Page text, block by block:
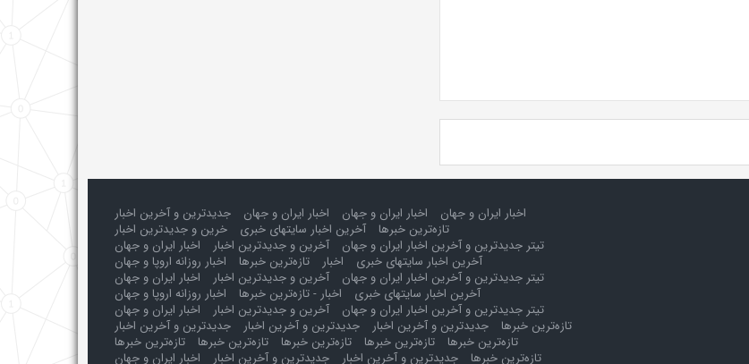
اخبار ایران و جهان اخبار ایران و جهان اخبار ایران و جهان
جدیدترین و آخرین اخبار
تازه‌ترین خبرها
آخرین اخبار سایتهای خبری
خرین و جدیدترین اخبار
تیتر جدیدترین و آخرین اخبار ایران و جهان
آخرین و جدیدترین اخبار
اخبار ایران و جهان
آخرین اخبار سایتهای خبری
اخبار تازه‌ترین خبرها
اخبار روزانه اروپا و جهان
تیتر جدیدترین و آخرین اخبار ایران و جهان
آخرین و جدیدترین اخبار
اخبار ایران و جهان
آخرین اخبار سایتهای خبری
اخبار - تازه‌ترین خبرها
اخبار روزانه اروپا و جهان
تیتر جدیدترین و آخرین اخبار ایران و جهان
آخرین و جدیدترین اخبار
اخبار ایران و جهان
تازه‌ترین خبرها
جدیدترین و آخرین اخبار جدیدترین و آخرین اخبار
جدیدترین و آخرین اخبار
تازه‌ترین خبرها
تازه‌ترین خبرها تازه‌ترین خبرها تازه‌ترین خبرها
تازه‌ترین خبرها
تازه‌ترین خبرها
جدیدترین و آخرین اخبار جدیدترین و آخرین اخبار اخبار ایران و جهان